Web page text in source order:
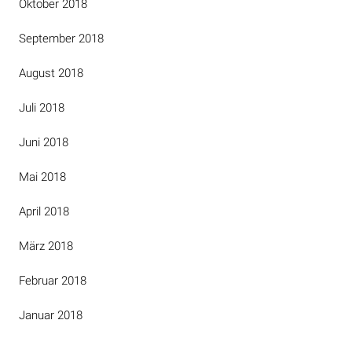
Oktober 2018
September 2018
August 2018
Juli 2018
Juni 2018
Mai 2018
April 2018
März 2018
Februar 2018
Januar 2018